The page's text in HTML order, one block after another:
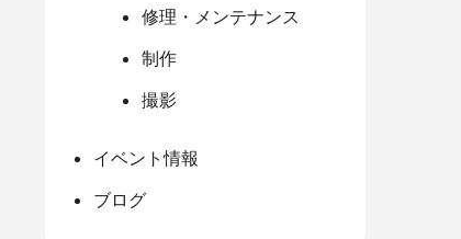
修理・メンテナンス
制作
撮影
イベント情報
ブログ